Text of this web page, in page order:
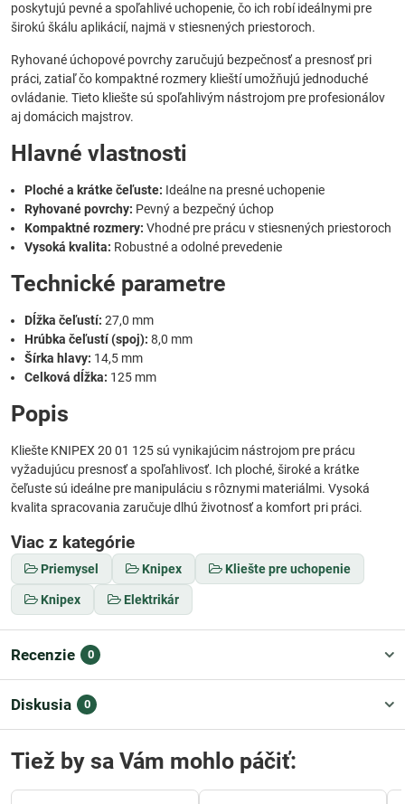
poskytujú pevné a spoľahlivé uchopenie, čo ich robí ideálnymi pre
širokú škálu aplikácií, najmä v stiesnených priestoroch.
Ryhované úchopové povrchy zaručujú bezpečnosť a presnosť pri
práci, zatiaľ čo kompaktné rozmery klieští umožňujú jednoduché
ovládanie. Tieto kliešte sú spoľahlivým nástrojom pre profesionálov
aj domácich majstrov.
Hlavné vlastnosti
Ploché a krátke čeľuste: Ideálne na presné uchopenie
Ryhované povrchy: Pevný a bezpečný úchop
Kompaktné rozmery: Vhodné pre prácu v stiesnených priestoroch
Vysoká kvalita: Robustné a odolné prevedenie
Technické parametre
Dĺžka čeľustí: 27,0 mm
Hrúbka čeľustí (spoj): 8,0 mm
Šírka hlavy: 14,5 mm
Celková dĺžka: 125 mm
Popis
Kliešte KNIPEX 20 01 125 sú vynikajúcim nástrojom pre prácu
vyžadujúcu presnosť a spoľahlivosť. Ich ploché, široké a krátke
čeľuste sú ideálne pre manipuláciu s rôznymi materiálmi. Vysoká
kvalita spracovania zaručuje dlhú životnosť a komfort pri práci.
Viac z kategórie
Priemysel Knipex Kliešte pre uchopenie
Knipex Elektrikár
Recenzie 0
Diskusia 0
Tiež by sa Vám mohlo páčiť: